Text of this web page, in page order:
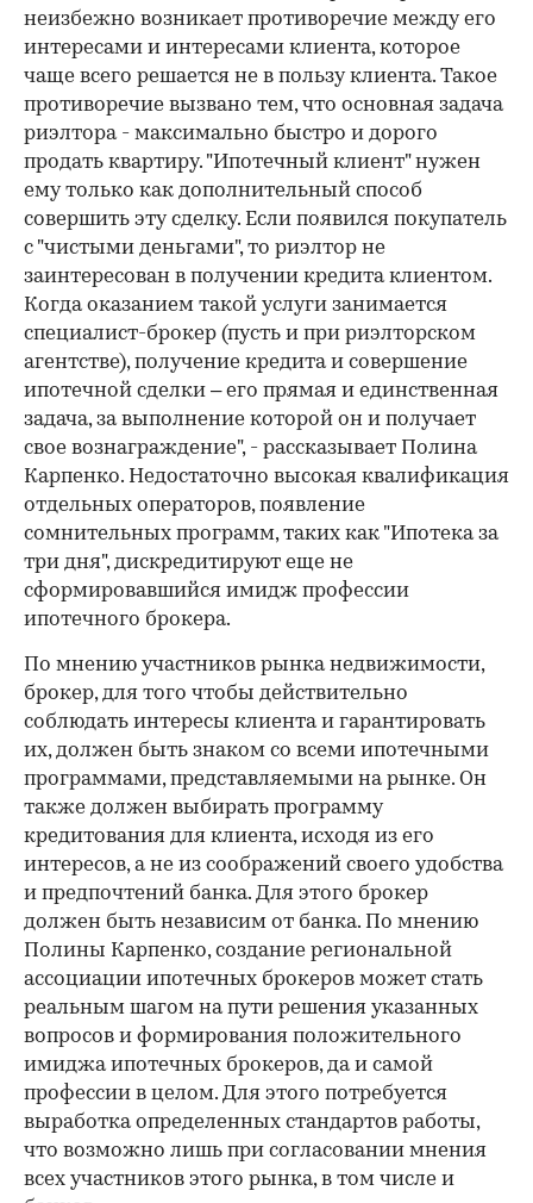
неизбежно возникает противоречие между его
интересами и интересами клиента, которое
чаще всего решается не в пользу клиента. Такое
противоречие вызвано тем, что основная задача
риэлтора - максимально быстро и дорого
продать квартиру. "Ипотечный клиент" нужен
ему только как дополнительный способ
совершить эту сделку. Если появился покупатель
с "чистыми деньгами", то риэлтор не
заинтересован в получении кредита клиентом.
Когда оказанием такой услуги занимается
специалист-брокер (пусть и при риэлторском
агентстве), получение кредита и совершение
ипотечной сделки – его прямая и единственная
задача, за выполнение которой он и получает
свое вознаграждение", - рассказывает Полина
Карпенко. Недостаточно высокая квалификация
отдельных операторов, появление
сомнительных программ, таких как "Ипотека за
три дня", дискредитируют еще не
сформировавшийся имидж профессии
ипотечного брокера.
По мнению участников рынка недвижимости,
брокер, для того чтобы действительно
соблюдать интересы клиента и гарантировать
их, должен быть знаком со всеми ипотечными
программами, представляемыми на рынке. Он
также должен выбирать программу
кредитования для клиента, исходя из его
интересов, а не из соображений своего удобства
и предпочтений банка. Для этого брокер
должен быть независим от банка. По мнению
Полины Карпенко, создание региональной
ассоциации ипотечных брокеров может стать
реальным шагом на пути решения указанных
вопросов и формирования положительного
имиджа ипотечных брокеров, да и самой
профессии в целом. Для этого потребуется
выработка определенных стандартов работы,
что возможно лишь при согласовании мнения
всех участников этого рынка, в том числе и